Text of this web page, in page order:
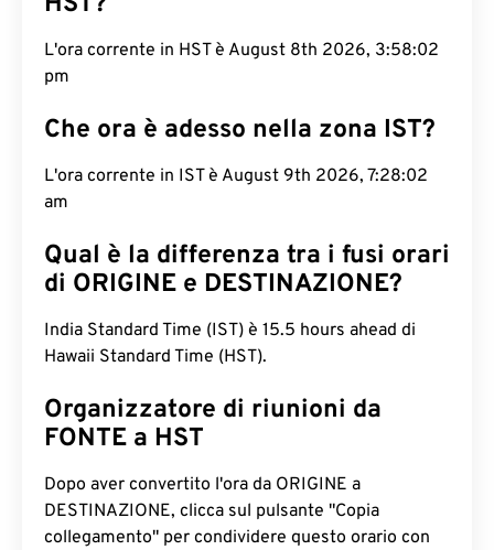
L'ora corrente in HST è August 8th 2026, 3:58:03
pm
Che ora è adesso nella zona IST?
L'ora corrente in IST è August 9th 2026, 7:28:03
am
Qual è la differenza tra i fusi orari
di ORIGINE e DESTINAZIONE?
India Standard Time (IST) è 15.5 hours ahead di
Hawaii Standard Time (HST).
Organizzatore di riunioni da
FONTE a HST
Dopo aver convertito l'ora da ORIGINE a
DESTINAZIONE, clicca sul pulsante "Copia
collegamento" per condividere questo orario con